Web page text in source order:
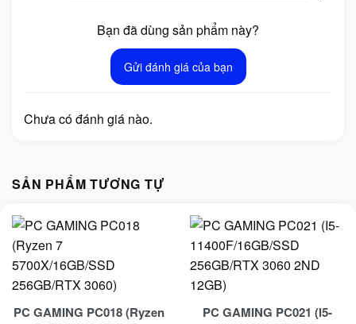
Bạn đã dùng sản phẩm này?
Gửi đánh giá của bạn
Chưa có đánh giá nào.
SẢN PHẨM TƯƠNG TỰ
PC GAMING PC018 (Ryzen
PC GAMING PC021 (I5-